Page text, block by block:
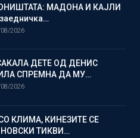
МАДОНА И КАЈЛИ
2026
ДЕТЕ ОД ДЕНИС
СПРЕМНА ДА МУ…
2026
КЛИМА, КИНЕЗИТЕ СЕ
ТИКВИ…